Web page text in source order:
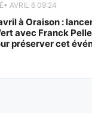
• AVRIL 6 09:24
à Oraison :
avec Franck
préserver cet